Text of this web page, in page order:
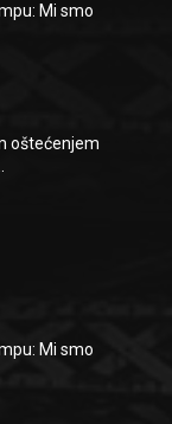
Mi smo
oštećenjem
Mi smo